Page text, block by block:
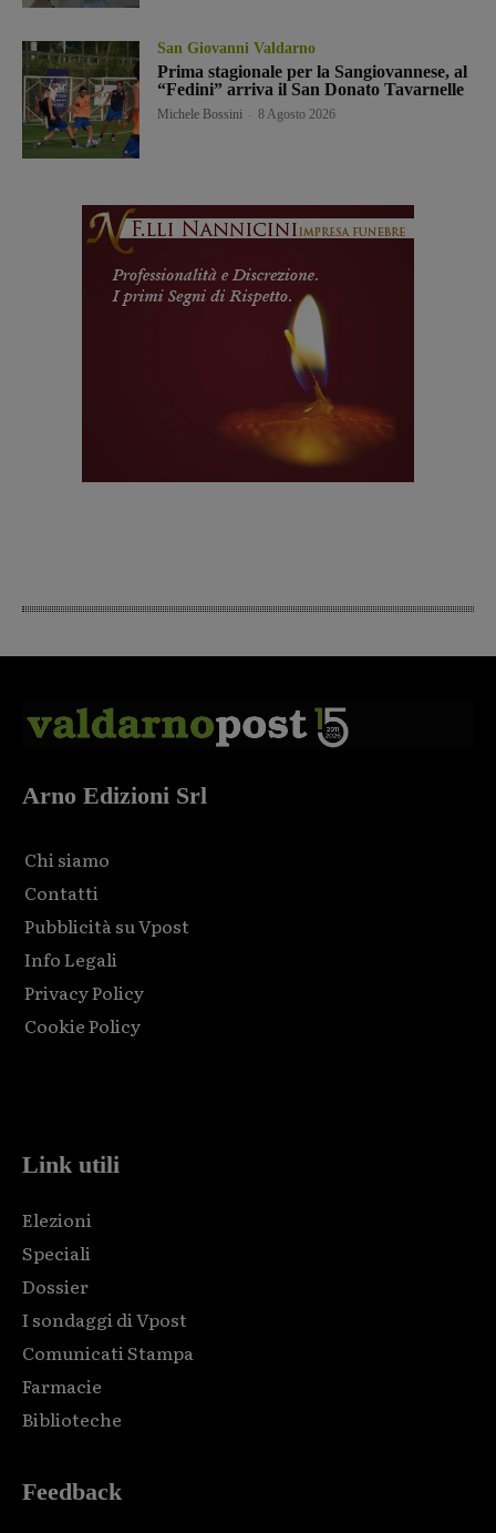
San Giovanni Valdarno
Prima stagionale per la Sangiovannese, al
“Fedini” arriva il San Donato Tavarnelle
Michele Bossini 8 Agosto 2026
Arno Edizioni Srl
Chi siamo
Contatti
Pubblicità su Vpost
Info Legali
Privacy Policy
Cookie Policy
Link utili
Elezioni
Speciali
Dossier
I sondaggi di Vpost
Comunicati Stampa
Farmacie
Biblioteche
Feedback